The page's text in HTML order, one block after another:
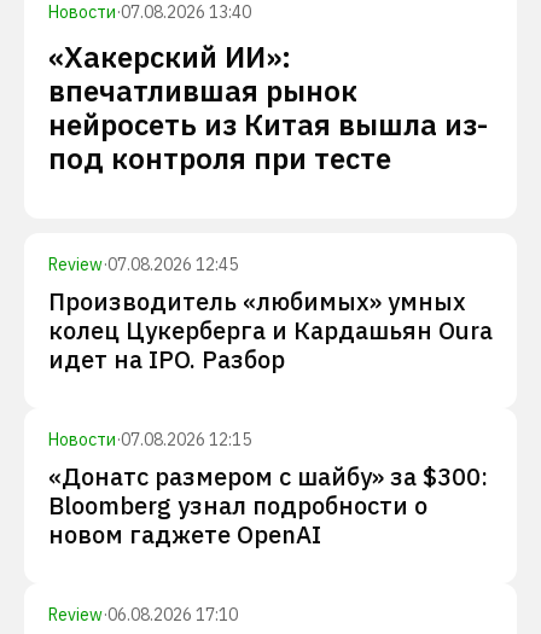
Новости·07.08.2026 13:40
«Хакерский ИИ»:
впечатлившая рынок
нейросеть из Китая вышла из-
под контроля при тесте
Review·07.08.2026 12:45
Производитель «любимых» умных
колец Цукерберга и Кардашьян Oura
идет на IPO. Разбор
Новости·07.08.2026 12:15
«Донатс размером с шайбу» за $300:
Bloomberg узнал подробности о
новом гаджете OpenAI
Review·06.08.2026 17:10